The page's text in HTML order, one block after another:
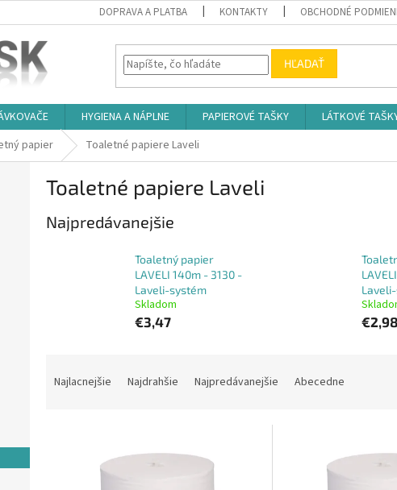
DOPRAVA A PLATBA KONTAKTY OBCHODNÉ
HĽADAŤ
HYGIENA A NÁPLNE PAPIEROVÉ TAŠKY LÁTKOVÉ
papier Toaletné papiere Laveli
Toaletné papiere Laveli
Najpredávanejšie
Toaletný papier
LAVELI 140m - 3130 -
Laveli-systém
Skladom
€3,47
€2,98
Najlacnejšie Najdrahšie Najpredávanejšie Abecedne